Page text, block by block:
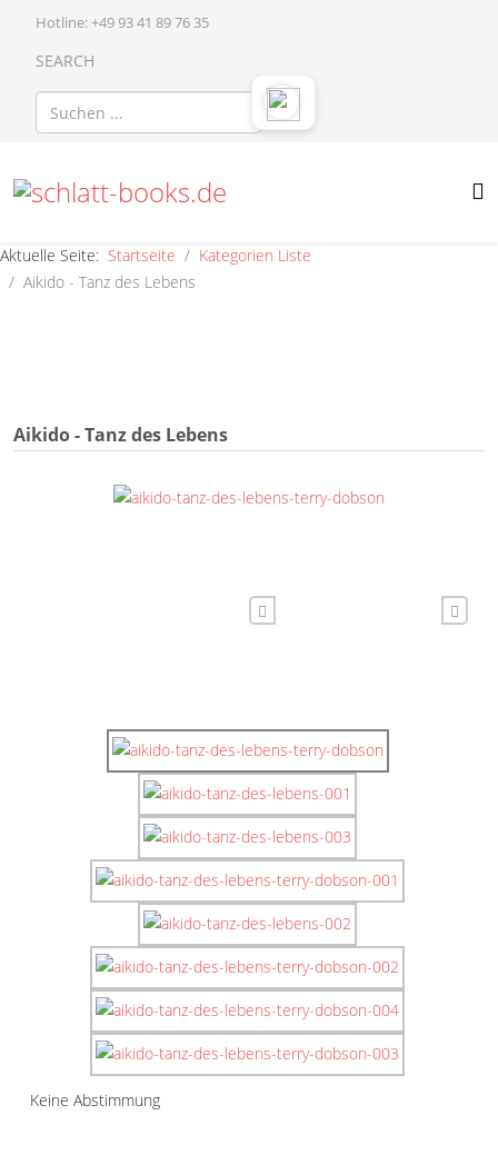
Hotline: +49 93 41 89 76 35
SEARCH
Aktuelle Seite: Startseite
Kategorien Liste
Aikido - Tanz des Lebens
Aikido - Tanz des Lebens
Keine Abstimmung